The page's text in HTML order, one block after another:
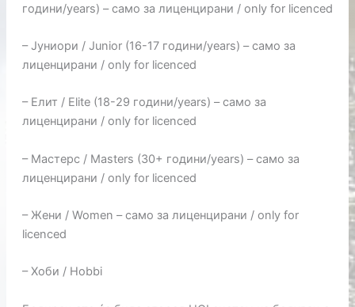
години/years) – само за лиценцирани / only for licenced
– Јуниори / Junior (16-17 години/years) – само за
лиценцирани / only for licenced
– Елит / Elite (18-29 години/years) – само за
лиценцирани / only for licenced
– Мастерс / Masters (30+ години/years) – само за
лиценцирани / only for licenced
– Жени / Women – само за лиценцирани / only for
licenced
– Хоби / Hobbi